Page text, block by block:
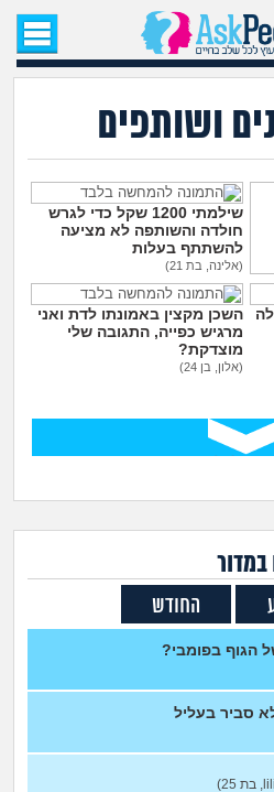
עמוד הבית
שאלות חדשות
שאלות שעוררו עניין
עצות חדשות
מה קורה כאן?
מתחם הטיפים
מדורים
זוגיות
הורות ומשפחה
מתבגרים
מהבקו"ם... ועד מתי?!
חיפוש שאלות
הרשמה
ושותפים
שילמתי 1200 שקל כדי לגרש
חולדה והשותפה לא מציעה
להשתתף בעלות
(אלינה, בת 21)
השכן מקצין באמונתו לדת ואני
מרגיש כפייה, התגובה שלי
מוצדקת?
(אלון, בן 24)
במדור
החודש
הגוף בפומבי?
סביר בעליל